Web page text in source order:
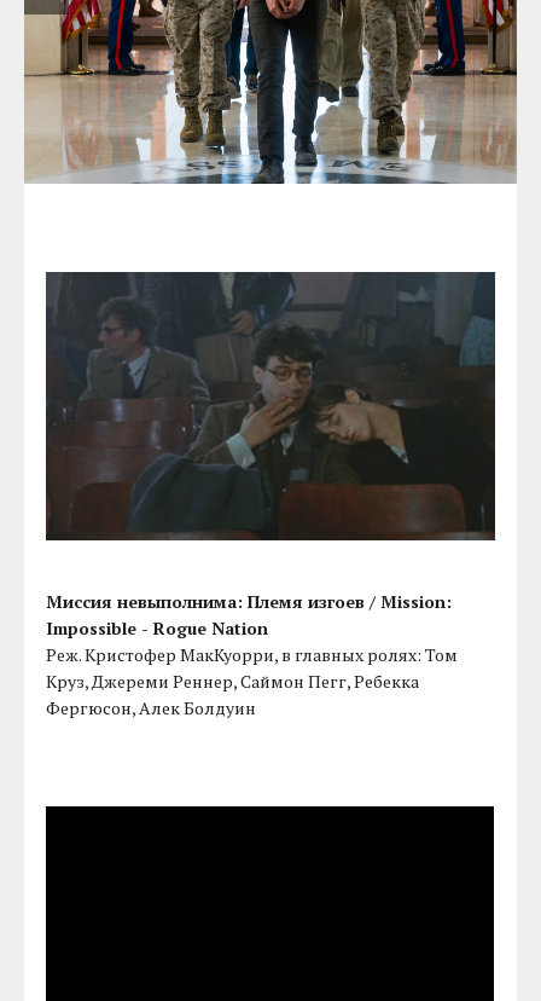
Миссия невыполнима: Племя изгоев / Mission:
Impossible - Rogue Nation
Реж. Кристофер МакКуорри, в главных ролях: Том
Круз, Джереми Реннер, Саймон Пегг, Ребекка
Фергюсон, Алек Болдуин